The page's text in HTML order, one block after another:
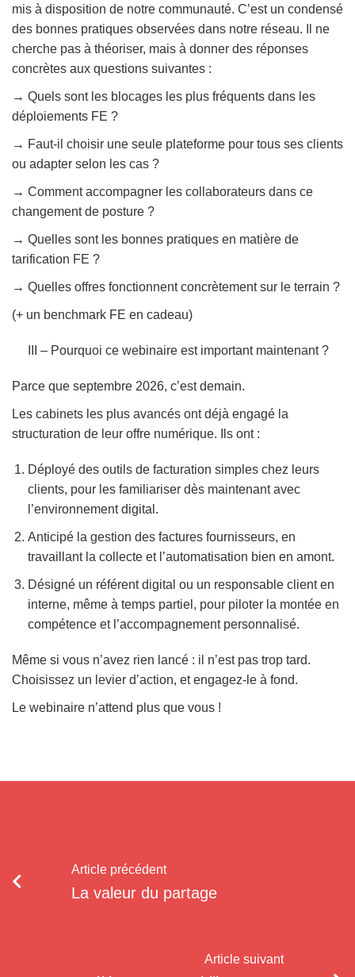
mis à disposition de notre communauté. C’est un condensé
des bonnes pratiques observées dans notre réseau. Il ne
cherche pas à théoriser, mais à donner des réponses
concrètes aux questions suivantes :
→ Quels sont les blocages les plus fréquents dans les
déploiements FE ?
→ Faut-il choisir une seule plateforme pour tous ses clients
ou adapter selon les cas ?
→ Comment accompagner les collaborateurs dans ce
changement de posture ?
→ Quelles sont les bonnes pratiques en matière de
tarification FE ?
→ Quelles offres fonctionnent concrètement sur le terrain ?
(+ un benchmark FE en cadeau)
III – Pourquoi ce webinaire est important maintenant ?
Parce que septembre 2026, c’est demain.
Les cabinets les plus avancés ont déjà engagé la
structuration de leur offre numérique. Ils ont :
Déployé des outils de facturation simples chez leurs
clients, pour les familiariser dès maintenant avec
l’environnement digital.
Anticipé la gestion des factures fournisseurs, en
travaillant la collecte et l’automatisation bien en amont.
Désigné un référent digital ou un responsable client en
interne, même à temps partiel, pour piloter la montée en
compétence et l’accompagnement personnalisé.
Même si vous n’avez rien lancé : il n’est pas trop tard.
Choisissez un levier d’action, et engagez-le à fond.
Le webinaire n’attend plus que vous !
Article précédent
La valeur du partage
Article suivant